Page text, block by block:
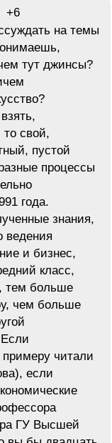
+6
на темы
тут джинсы?
то свой,
пустой
процессы
года.
знания,
ведения
и бизнес,
класс,
тем больше
чем больше
читали
если
ГУ Высшей